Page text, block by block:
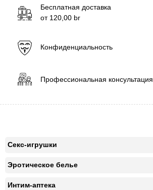
Бесплатная доставка
от 120,00 br
Конфиденциальность
Профессиональная консультация
Секс-игрушки
Эротическое белье
Интим-аптека